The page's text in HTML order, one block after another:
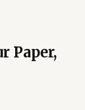
Paper,